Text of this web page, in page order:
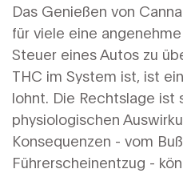
Das Genießen von
für viele eine
Steuer eines Autos zu
THC im System ist, ist
lohnt. Die Rechtslage ist
physiologischen
Konsequenzen - vom
Führerscheinentzug -